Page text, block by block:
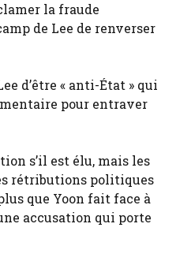
la fraude
de Lee de renverser
d’être « anti-État » qui
pour entraver
s’il est élu, mais les
rétributions politiques
que Yoon fait face à
accusation qui porte